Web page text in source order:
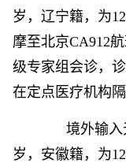
岁，辽宁籍，为
摩至北京CA912
级专家组会诊，
在定点医疗机构隔
境外输入无
岁，安徽籍，为